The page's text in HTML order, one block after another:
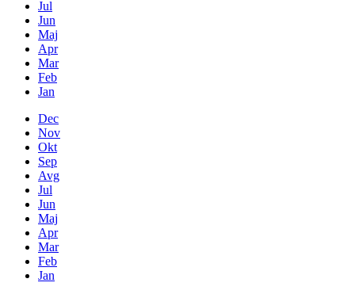
Jul
Jun
Maj
Apr
Mar
Feb
Jan
Dec
Nov
Okt
Sep
Avg
Jul
Jun
Maj
Apr
Mar
Feb
Jan